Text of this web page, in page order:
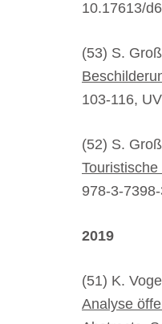
10.17613/
(53) S.
103-116,
(52) S.
978-3-
2019
(51) K.
Analyse